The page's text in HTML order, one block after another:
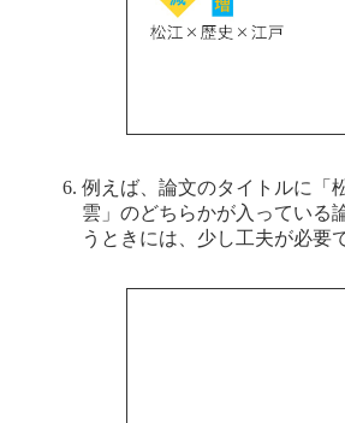
例えば、論文のタイトルに「
雲」のどちらかが入っている
うときには、少し工夫が必要